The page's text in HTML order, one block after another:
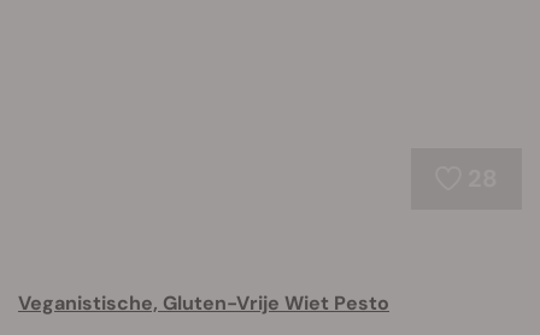
Veganistische, Gluten-Vrije Wiet Pesto